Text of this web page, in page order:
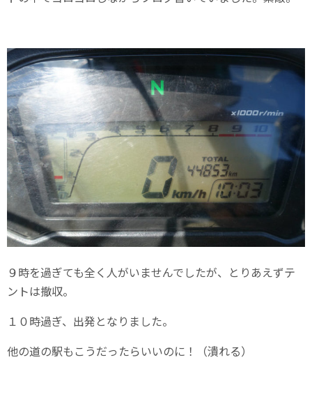
９時を過ぎても全く人がいませんでしたが、とりあえずテ
ントは撤収。
１０時過ぎ、出発となりました。
他の道の駅もこうだったらいいのに！（潰れる）